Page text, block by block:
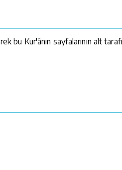
bu Kur'ânın sayfalarının alt